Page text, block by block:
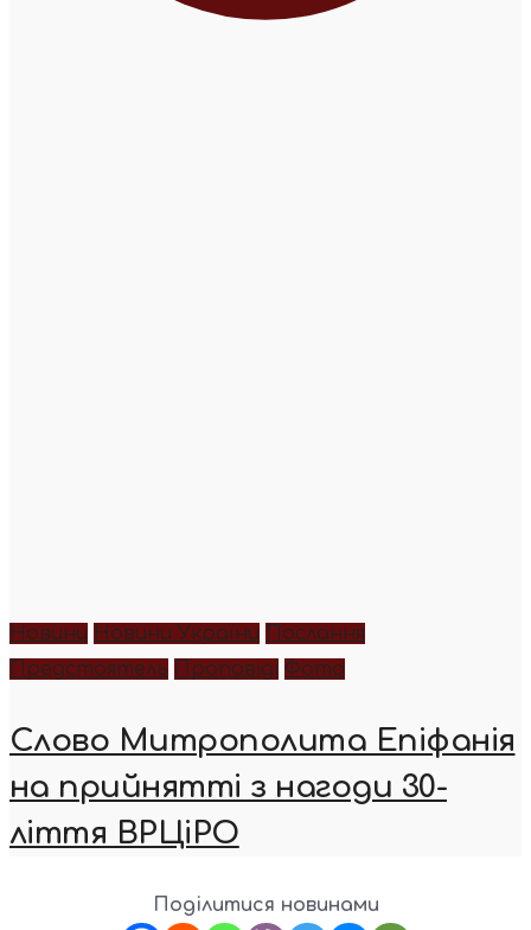
Новини Новини України
Послання
Предстоятель
Проповіді Фото
Слово Митрополита Епіфанія
на прийнятті з нагоди 30-
ліття ВРЦіРО
Поділитися новинами